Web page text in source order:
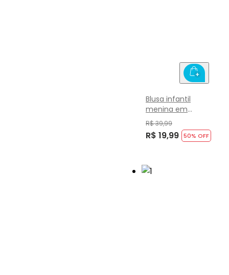
Blusa infantil
menina em
cotton Brandili
R$ 39,99
R$ 19,99 50% OFF